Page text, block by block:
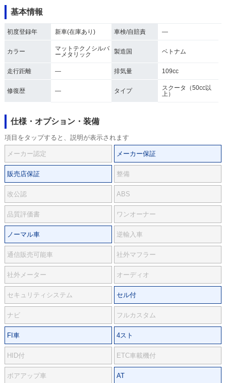
基本情報
初度登録年 新車(在庫あり) 車検/自賠責 ―
カラー
マットテクノシルバ
ーメタリック
製造国 ベトナム
走行距離 ― 排気量 109cc
修復歴 ― タイプ
スクータ（50cc以
上）
仕様・オプション・装備
項目をタップすると、説明が表示されます
メーカー認定 メーカー保証
販売店保証 整備
改公認 ABS
品質評価書 ワンオーナー
ノーマル車 逆輸入車
通信販売可能車 社外マフラー
社外メーター オーディオ
セキュリティシステム セル付
ナビ フルカスタム
FI車 4スト
HID付 ETC車載機付
ボアアップ車 AT